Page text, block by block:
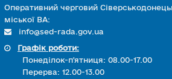
Оперативний черговий
міської ВА:
info@sed-rada.gov.ua
Графік роботи:
Понеділок-п'ятниця: 08.00-17.00
Перерва: 12.00-13.00